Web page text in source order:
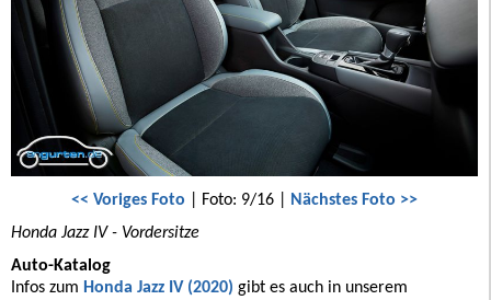
<< Voriges Foto | Foto: 9/16 | Nächstes Foto >>
Honda Jazz IV - Vordersitze
Auto-Katalog
Infos zum Honda Jazz IV (2020) gibt es auch in unserem